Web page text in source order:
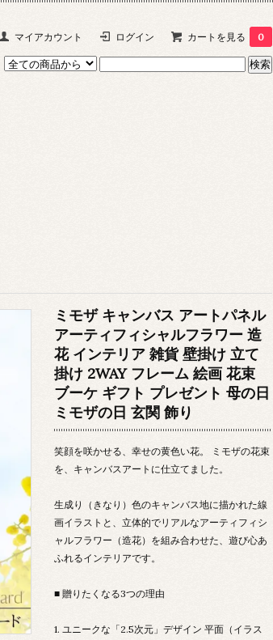
マイアカウント ログイン カートを見る 0
ミモザ キャンバス アートパネル
アーティフィシャルフラワー 造
花 インテリア 雑貨 壁掛け 立て
掛け 2WAY フレーム 絵画 花束
ブーケ ギフト プレゼント 母の日
ミモザの日 玄関 飾り
笑顔を咲かせる、幸せの黄色い花。 ミモザの花束
を、キャンバスアートに仕立てました。
生成り（きなり）色のキャンバス地に描かれた線
画イラストと、立体的でリアルなアーティフィシ
ャルフラワー（造花）を組み合わせた、遊び心あ
ふれるインテリアです。
■ 贈りたくなる3つの理由
1. ユニークな「2.5次元」デザイン 平面（イラス